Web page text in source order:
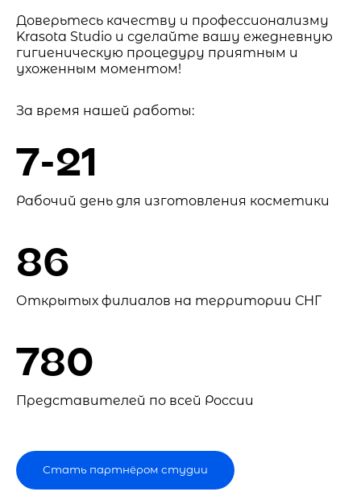
Доверьтесь качеству и профессионализму
Krasota Studio и сделайте вашу ежедневную
гигиеническую процедуру приятным и
ухоженным моментом!
За время нашей работы:
7-21
Рабочий день для изготовления косметики
86
Открытых филиалов на территории СНГ
780
Представителей по всей России
Стать партнёром студии